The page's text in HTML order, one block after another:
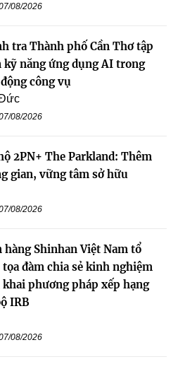
08/2026
tra Thành phố Cần Thơ tập
kỹ năng ứng dụng AI trong
công vụ
08/2026
2PN+ The Parkland: Thêm
gian, vững tâm sở hữu
08/2026
hàng Shinhan Việt Nam tổ
tọa đàm chia sẻ kinh nghiệm
phương pháp xếp hạng
IRB
08/2026